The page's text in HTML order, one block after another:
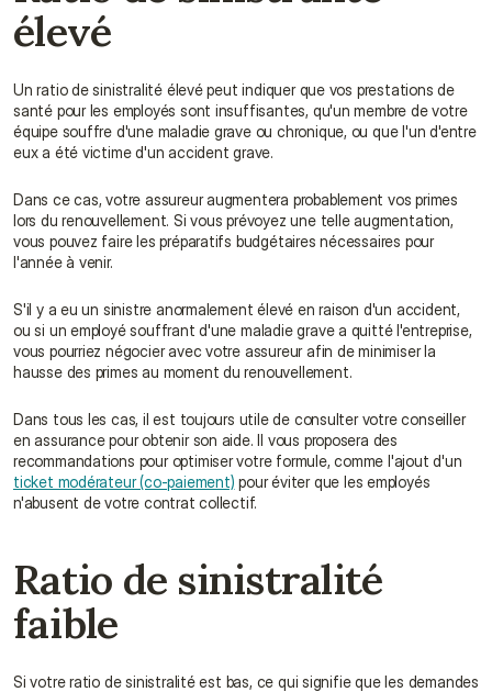
élevé
Un ratio de sinistralité élevé peut indiquer que vos prestations de
santé pour les employés sont insuffisantes, qu'un membre de votre
équipe souffre d'une maladie grave ou chronique, ou que l'un d'entre
eux a été victime d'un accident grave.
Dans ce cas, votre assureur augmentera probablement vos primes
lors du renouvellement. Si vous prévoyez une telle augmentation,
vous pouvez faire les préparatifs budgétaires nécessaires pour
l'année à venir.
S'il y a eu un sinistre anormalement élevé en raison d'un accident,
ou si un employé souffrant d'une maladie grave a quitté l'entreprise,
vous pourriez négocier avec votre assureur afin de minimiser la
hausse des primes au moment du renouvellement.
Dans tous les cas, il est toujours utile de consulter votre conseiller
en assurance pour obtenir son aide. Il vous proposera des
ticket modérateur (co-paiement) pour éviter que les employés
n'abusent de votre contrat collectif.
Ratio de sinistralité
faible
Si votre ratio de sinistralité est bas, ce qui signifie que les demandes